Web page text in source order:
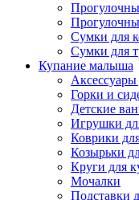
Сумки для
Сумки для
Купание малыша
Аксессуары
Горки и
Детские
Игрушки
Коврики
Козырьки
Круги для
Мочалки
Подставки